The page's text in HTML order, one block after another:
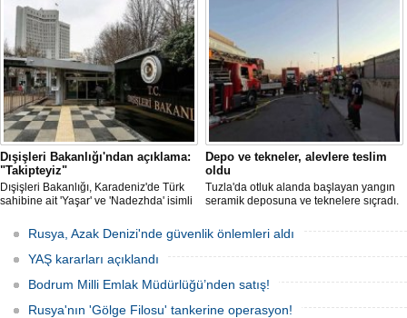
Dışişleri Bakanlığı'ndan açıklama:
"Takipteyiz"
Dışişleri Bakanlığı, Karadeniz'de Türk
sahibine ait 'Yaşar' ve 'Nadezhda' isimli
araçlarıyla gerçekleştirilen saldırıda
yaralanan personelin sağlık durumu ve
güvenliğinin yakından takip edildiğini
Depo ve tekneler, alevlere teslim
oldu
Tuzla'da otluk alanda başlayan yangın
seramik deposuna ve teknelere sıçradı.
alevleri kontrol altına aldı.
Rusya, Azak Denizi'nde güvenlik önlemleri aldı
YAŞ kararları açıklandı
Bodrum Milli Emlak Müdürlüğü’nden satış!
Rusya'nın 'Gölge Filosu' tankerine operasyon!